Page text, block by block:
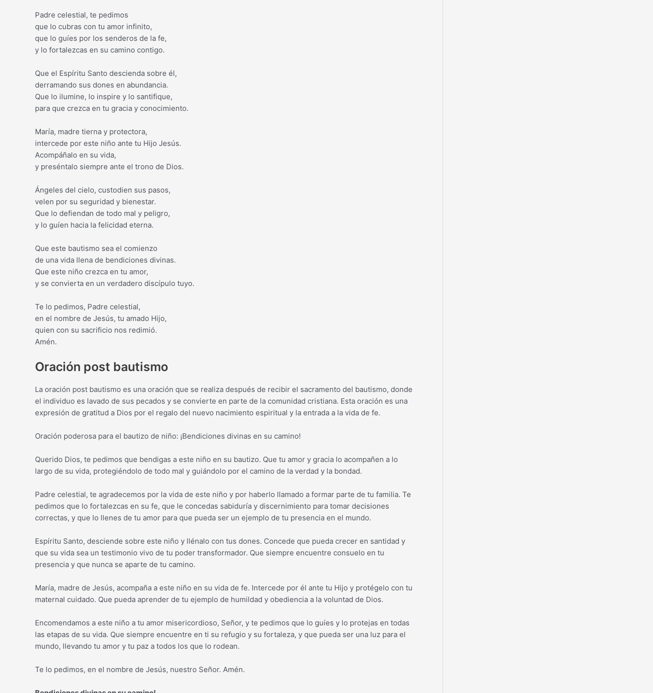
Padre celestial, te pedimos
que lo cubras con tu amor infinito,
que lo guíes por los senderos de la fe,
y lo fortalezcas en su camino contigo.
Que el Espíritu Santo descienda sobre él,
derramando sus dones en abundancia.
Que lo ilumine, lo inspire y lo santifique,
para que crezca en tu gracia y conocimiento.
María, madre tierna y protectora,
intercede por este niño ante tu Hijo Jesús.
Acompáñalo en su vida,
y preséntalo siempre ante el trono de Dios.
Ángeles del cielo, custodien sus pasos,
velen por su seguridad y bienestar.
Que lo defiendan de todo mal y peligro,
y lo guíen hacia la felicidad eterna.
Que este bautismo sea el comienzo
de una vida llena de bendiciones divinas.
Que este niño crezca en tu amor,
y se convierta en un verdadero discípulo tuyo.
Te lo pedimos, Padre celestial,
en el nombre de Jesús, tu amado Hijo,
quien con su sacrificio nos redimió.
Amén.
Oración post bautismo
La oración post bautismo es una oración que se realiza después de recibir el sacramento del bautismo, donde
el individuo es lavado de sus pecados y se convierte en parte de la comunidad cristiana. Esta oración es una
expresión de gratitud a Dios por el regalo del nuevo nacimiento espiritual y la entrada a la vida de fe.
Oración poderosa para el bautizo de niño: ¡Bendiciones divinas en su camino!
Querido Dios, te pedimos que bendigas a este niño en su bautizo. Que tu amor y gracia lo acompañen a lo
largo de su vida, protegiéndolo de todo mal y guiándolo por el camino de la verdad y la bondad.
Padre celestial, te agradecemos por la vida de este niño y por haberlo llamado a formar parte de tu familia. Te
pedimos que lo fortalezcas en su fe, que le concedas sabiduría y discernimiento para tomar decisiones
correctas, y que lo llenes de tu amor para que pueda ser un ejemplo de tu presencia en el mundo.
Espíritu Santo, desciende sobre este niño y llénalo con tus dones. Concede que pueda crecer en santidad y
que su vida sea un testimonio vivo de tu poder transformador. Que siempre encuentre consuelo en tu
presencia y que nunca se aparte de tu camino.
María, madre de Jesús, acompaña a este niño en su vida de fe. Intercede por él ante tu Hijo y protégelo con tu
maternal cuidado. Que pueda aprender de tu ejemplo de humildad y obediencia a la voluntad de Dios.
Encomendamos a este niño a tu amor misericordioso, Señor, y te pedimos que lo guíes y lo protejas en todas
las etapas de su vida. Que siempre encuentre en ti su refugio y su fortaleza, y que pueda ser una luz para el
mundo, llevando tu amor y tu paz a todos los que lo rodean.
Te lo pedimos, en el nombre de Jesús, nuestro Señor. Amén.